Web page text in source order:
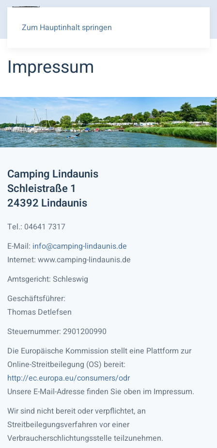
Zum Hauptinhalt springen
Impressum
Camping Lindaunis
Schleistraße 1
24392 Lindaunis
Tel.: 04641 7317
E-Mail: info@camping-lindaunis.de
Internet: www.camping-lindaunis.de
Amtsgericht: Schleswig
Geschäftsführer:
Thomas Detlefsen
Steuernummer: 2901200990
Die Europäische Kommission stellt eine Plattform zur
Online-Streitbeilegung (OS) bereit:
http://ec.europa.eu/consumers/odr
Unsere E-Mail-Adresse finden Sie oben im Impressum.
Wir sind nicht bereit oder verpflichtet, an
Streitbeilegungsverfahren vor einer
Verbraucherschlichtungsstelle teilzunehmen.